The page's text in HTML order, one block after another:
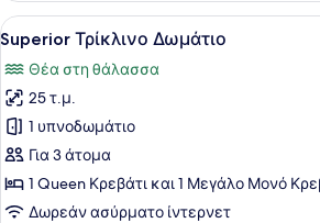
Προβολή
όλων
των
φωτογραφιών
για
Superior
Τρίκλινο
Δωμάτιο
Ένα
9
Superior Τρίκλινο Δωμάτιο
Θέα στη θάλασσα
25 τ.μ.
1 υπνοδωμάτιο
Για 3 άτομα
1 Queen Κρεβάτι και 1 Μεγάλο Μονό
Δωρεάν ασύρματο ίντερνετ